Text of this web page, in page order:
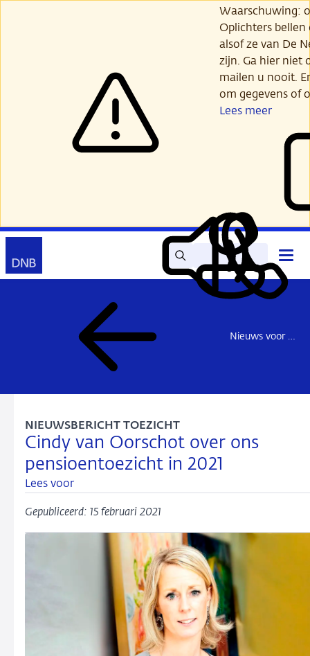
Waarschuwing:
Oplichters
alsof ze van De
zijn. Ga hier niet
mailen u nooit.
om gegevens of
Lees meer
Zoek Lees
voor
Mijn
DNB
Contact
Nieuws voor de sector
Cindy van Oorschot over ons
pensioentoezicht in 2021
NIEUWSBERICHT TOEZICHT
Lees voor
Gepubliceerd: 15 februari 2021